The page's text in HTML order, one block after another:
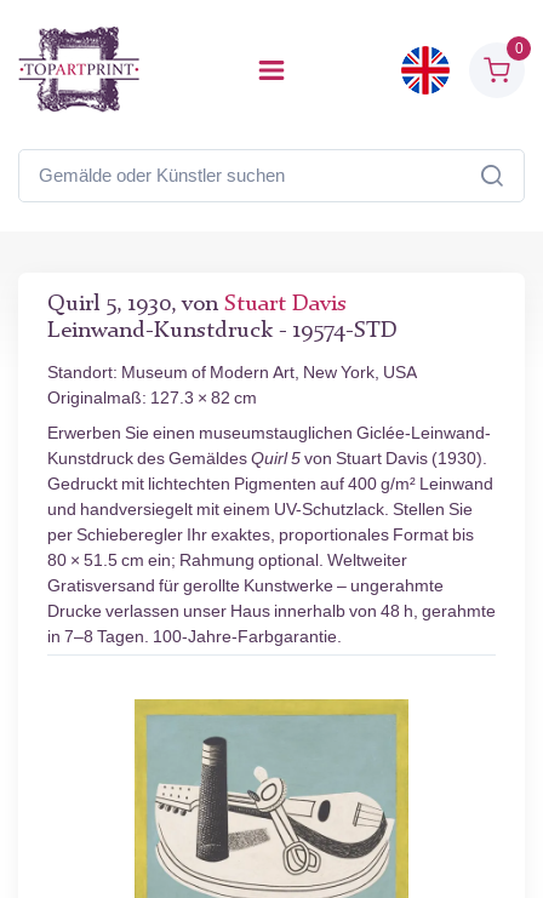
0
Quirl 5, 1930, von Stuart Davis
Leinwand-Kunstdruck - 19574-STD
Standort: Museum of Modern Art, New York, USA
Originalmaß: 127.3 × 82 cm
Erwerben Sie einen museumstauglichen Giclée-Leinwand-
Kunstdruck des GemäldesQuirl 5von Stuart Davis (1930).
Gedruckt mit lichtechten Pigmenten auf 400 g/m² Leinwand
und handversiegelt mit einem UV-Schutzlack. Stellen Sie
per Schieberegler Ihr exaktes, proportionales Format bis
80 × 51.5 cm ein; Rahmung optional. Weltweiter
Gratisversand für gerollte Kunstwerke – ungerahmte
Drucke verlassen unser Haus innerhalb von 48 h, gerahmte
in 7–8 Tagen. 100-Jahre-Farbgarantie.